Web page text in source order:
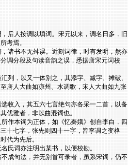
后人按调以填词。宋元以来，调名日多，旧
考焉。
诸书不无舛误。近刻词律，时有发明，然亦
调分段及句读音韵之误，悉据唐宋元词校
列，以又一体别之，其添字、减字、摊破、
唐人大曲如凉州、水调歌，宋人大曲如九张
收入，其五六七言绝句亦各采一二首，以备
优雅者，非以曲混词也。
作本词为正体，如《忆秦娥》创自李白，四
十七字，张先则四十一字，皆李调之变格
代为先后。
氏词亦注明出某书，以便校勘。
成句法，并无别首可录者，虽系宋词，仍不